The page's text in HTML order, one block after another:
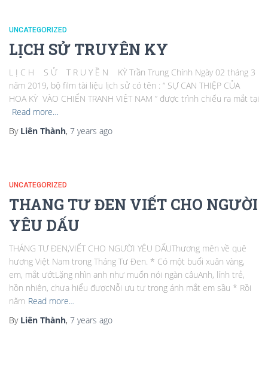
UNCATEGORIZED
LỊCH SỬ TRUYÊN KY
L Ị C H S Ử T R U Y Ề N KỲ Trần Trung Chính Ngày 02 tháng 3
năm 2019, bộ film tài liệu lịch sử có tên : “ SỰ CAN THIỆP CỦA
HOA KỲ VÀO CHIẾN TRANH VIỆT NAM ” được trình chiếu ra mắt tại
Read more…
By Liên Thành, 7 years ago
UNCATEGORIZED
THANG TƯ ĐEN VIẾT CHO NGƯỜI
YÊU DẤU
THÁNG TƯ ĐEN,VIẾT CHO NGƯỜI YÊU DẤUThương mên về quê
hương Việt Nam trong Tháng Tư Đen. * Có một buổi xuân vàng,
em, mắt ướtLặng nhìn anh như muốn nói ngàn câuAnh, lính trẻ,
hồn nhiên, chưa hiểu đượcNỗi ưu tư trong ánh mắt em sầu * Rồi
năm Read more…
By Liên Thành, 7 years ago